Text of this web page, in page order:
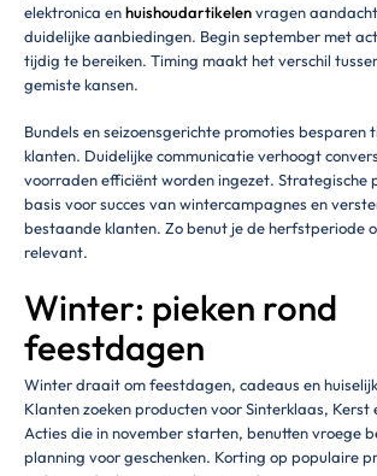
elektronica enhuishoudartikelenvragen
duidelijke aanbiedingen. Begin september met
tijdig te bereiken. Timing maakt het verschil
gemiste kansen.
Bundels en seizoensgerichte promoties besparen
klanten. Duidelijke communicatie verhoogt
voorraden efficiënt worden ingezet. Strategische
basis voor succes van wintercampagnes en
bestaande klanten. Zo benut je de herfstperiode
relevant.
Winter: pieken rond
feestdagen
Winter draait om feestdagen, cadeaus en
Klanten zoeken producten voor Sinterklaas, Kerst
Acties die in november starten, benutten vroege
planning voor geschenken. Korting op populaire